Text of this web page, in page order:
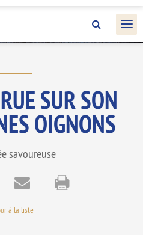
SUR SON
OIGNONS
savoureuse
à la liste